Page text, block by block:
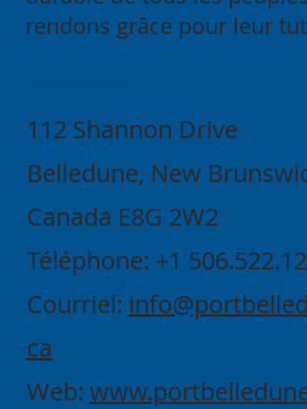
112 Shannon Drive
Belledune, New
Canada E8G 2W2
Téléphone: +1
Courriel:
ca
Web:
rendons grâce pour leur